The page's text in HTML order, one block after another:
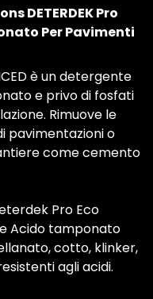
DETERDEK Pro
Per Pavimenti
è un detergente
e privo di fosfati
Rimuove le
pavimentazioni o
come cemento
Pro Eco
Acido tamponato
cotto, klinker,
agli acidi.